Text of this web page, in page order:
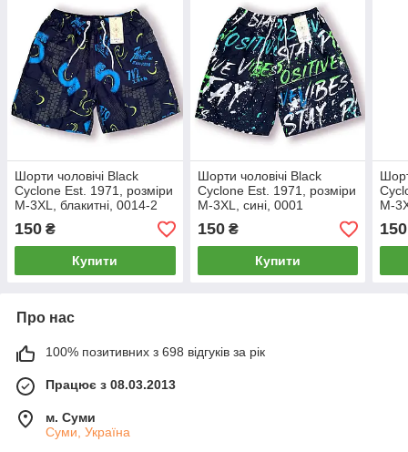
Шорти чоловічі Black
Cyclone Est. 1971, розміри
M-3XL, блакитні, 0014-2
150 ₴
Купити
Шорти чоловічі Black
Cyclone Est. 1971, розміри
M-3XL, сині, 0001
150₴
Купити
M-
150
Про нас
100% позитивних з 698 відгуків за рік
Працює з 08.03.2013
м. Суми
Суми, Україна